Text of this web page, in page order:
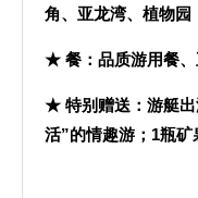
角、亚龙湾、植物园
★ 餐：品质游用餐、
★ 特别赠送：游艇出
活”的情趣游；1瓶矿